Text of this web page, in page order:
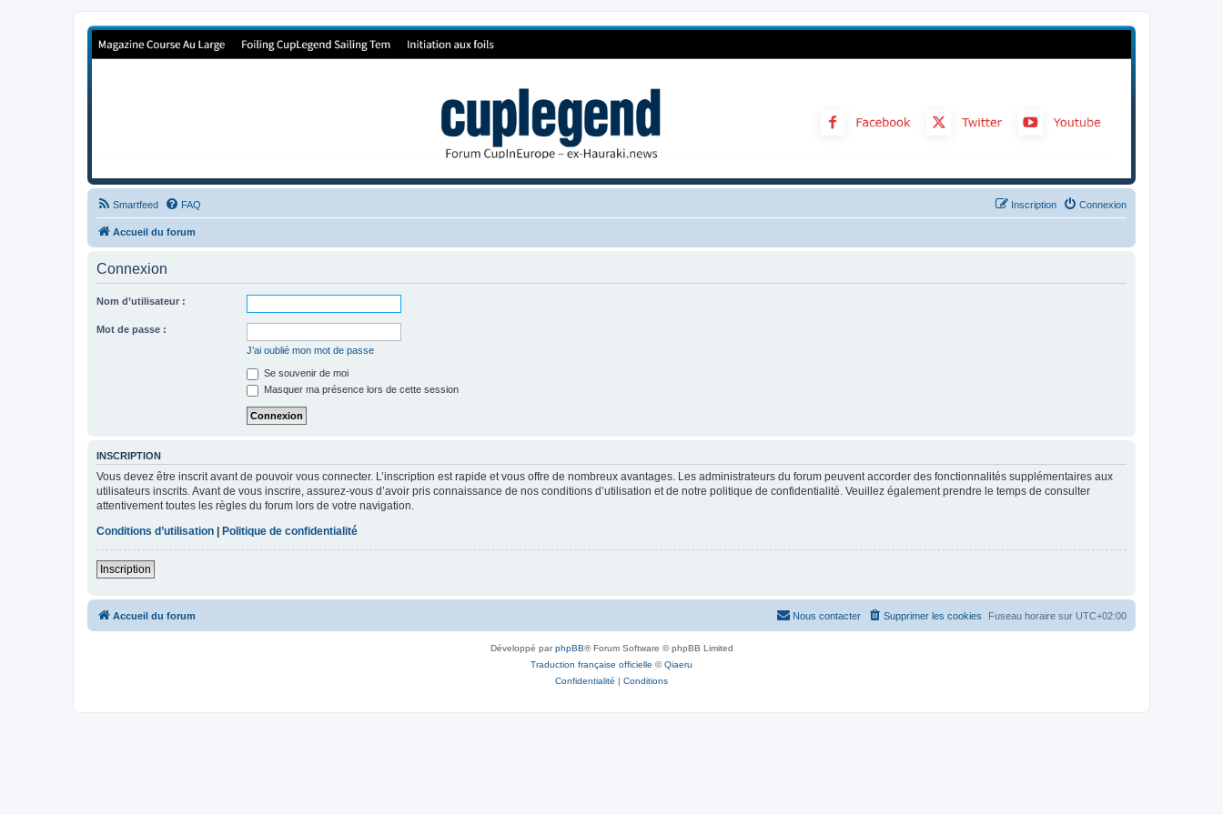
Forum de Cup In Europe
Smartfeed FAQ Connexion
Inscription
Accueil du forum
Connexion
Nom d’utilisateur :
Mot de passe :
J’ai oublié mon mot de passe
Se souvenir de moi
Masquer ma présence lors de cette session
INSCRIPTION
Vous devez être inscrit avant de pouvoir vous connecter. L’inscription est rapide et vous offre de nombreux avantages. Les administrateurs du forum peuvent accorder des fonctionnalités supplémentaires aux
utilisateurs inscrits. Avant de vous inscrire, assurez-vous d’avoir pris connaissance de nos conditions d’utilisation et de notre politique de confidentialité. Veuillez également prendre le temps de consulter
attentivement toutes les règles du forum lors de votre navigation.
Conditions d’utilisation
Politique de confidentialité
Inscription
Accueil du forum Fuseau horaire sur UTC+02:00
Supprimer les cookies
Nous contacter
Développé parphpBB® Forum Software © phpBB Limited
Traduction française officielle ©Qiaeru
Confidentialité | Conditions